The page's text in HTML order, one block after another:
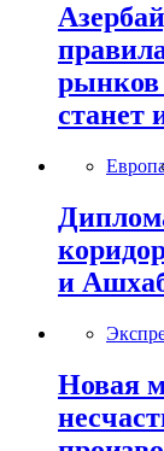
станет
и
Новая